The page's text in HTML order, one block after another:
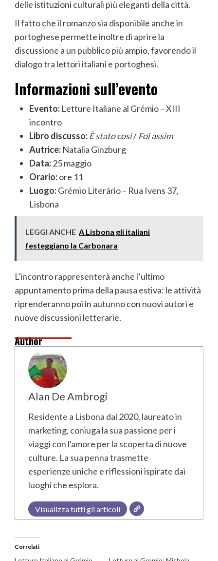
delle istituzioni culturali più eleganti della città.
Il fatto che il romanzo sia disponibile anche in
portoghese permette inoltre di aprire la
discussione a un pubblico più ampio, favorendo il
dialogo tra lettori italiani e portoghesi.
Informazioni sull’evento
Evento: Letture Italiane al Grémio – XIII
incontro
Libro discusso: È stato così/ Foi assim
Autrice: Natalia Ginzburg
Data:25 maggio
Orario:ore 11
Luogo:Grémio Literário – Rua Ivens 37,
Lisbona
LEGGI ANCHE A Lisbona gli italiani
festeggiano la Carbonara
L’incontro rappresenterà anche l’ultimo
appuntamento prima della pausa estiva: le attività
riprenderanno poi in autunno con nuovi autori e
nuove discussioni letterarie.
Author
Alan De Ambrogi
Residente a Lisbona dal 2020, laureato in
marketing, coniuga la sua passione per i
viaggi con l'amore per la scoperta di nuove
culture. La sua penna trasmette
esperienze uniche e riflessioni ispirate dai
luoghi che esplora.
Visualizza tutti gli articoli
Correlati